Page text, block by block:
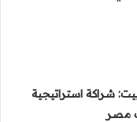
شراكة استراتيجية
مصر